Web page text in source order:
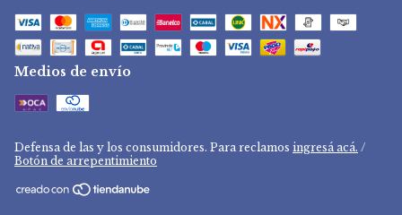
Medios de envío
Defensa de las y los consumidores. Para reclamos ingresá acá. /
Botón de arrepentimiento